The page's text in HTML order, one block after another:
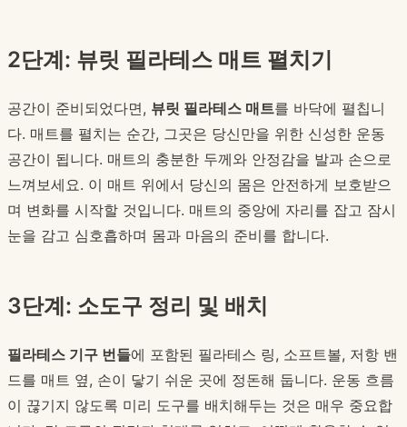
2단계: 뷰릿 필라테스 매트 펼치기
공간이 준비되었다면, 뷰릿 필라테스 매트를 바닥에 펼칩니
다. 매트를 펼치는 순간, 그곳은 당신만을 위한 신성한 운동
공간이 됩니다. 매트의 충분한 두께와 안정감을 발과 손으로
느껴보세요. 이 매트 위에서 당신의 몸은 안전하게 보호받으
며 변화를 시작할 것입니다. 매트의 중앙에 자리를 잡고 잠시
눈을 감고 심호흡하며 몸과 마음의 준비를 합니다.
3단계: 소도구 정리 및 배치
필라테스 기구 번들에 포함된 필라테스 링, 소프트볼, 저항 밴
드를 매트 옆, 손이 닿기 쉬운 곳에 정돈해 둡니다. 운동 흐름
이 끊기지 않도록 미리 도구를 배치해두는 것은 매우 중요합